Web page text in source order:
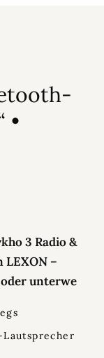
•
3 Radio &
LEXON –
unterwe